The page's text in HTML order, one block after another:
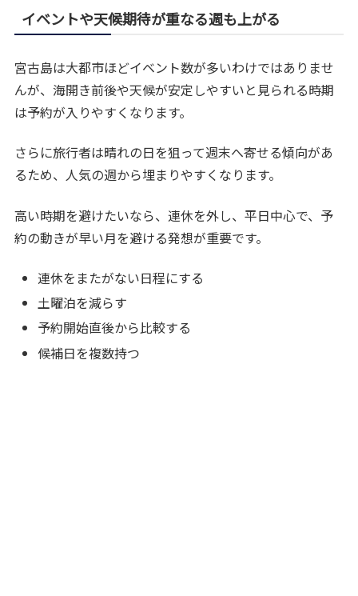
イベントや天候期待が重なる週も上がる
宮古島は大都市ほどイベント数が多いわけではありませ
んが、海開き前後や天候が安定しやすいと見られる時期
は予約が入りやすくなります。
さらに旅行者は晴れの日を狙って週末へ寄せる傾向があ
るため、人気の週から埋まりやすくなります。
高い時期を避けたいなら、連休を外し、平日中心で、予
約の動きが早い月を避ける発想が重要です。
連休をまたがない日程にする
土曜泊を減らす
予約開始直後から比較する
候補日を複数持つ